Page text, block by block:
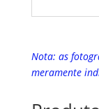
Nota: as
meramente